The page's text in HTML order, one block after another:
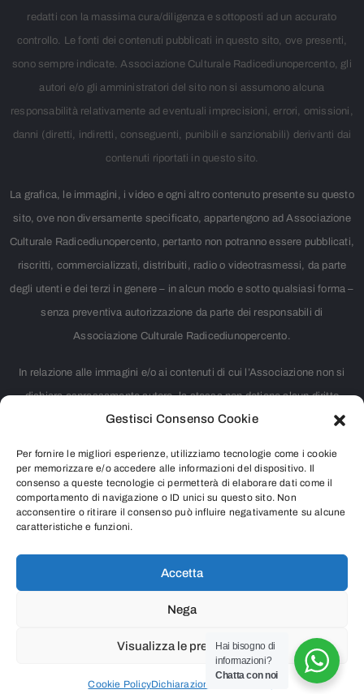
Gestisci Consenso Cookie
Per fornire le migliori esperienze, utilizziamo tecnologie come i cookie
per memorizzare e/o accedere alle informazioni del dispositivo. Il
consenso a queste tecnologie ci permetterà di elaborare dati come il
comportamento di navigazione o ID unici su questo sito. Non
acconsentire o ritirare il consenso può influire negativamente su alcune
caratteristiche e funzioni.
Accetta
Nega
Visualizza le preferenze
Cookie PolicyDichiarazione sulla Privacy
redatti con la massima cura/diligenza e sottoposti ad un accurato
controllo. Le fonti dei contenuti pubblicati in questo sito, ove presenti,
sono sempre indicate. Associazione Culturale Radicediunopercento, gli
autori e/o gli amministratori del sito non si assumono alcuna
responsabilità relativamente ad eventuali imprecisioni, errori, omissioni,
danni (diretti, indiretti, conseguenti, punibili e sanzionabili) derivanti dai
contenuti riportati in questo sito.
La grafica, le immagini, i video e ogni altro contenuto presente su questo
sito, ove non diversamente specificato, appartengono ad Associazione
Culturale Radicediunopercento, pertanto non potranno essere pubblicati,
riscritti, commercializzati, distribuiti, radio o videotrasmessi, da parte
degli utenti e dei terzi in genere – in alcun modo e sotto qualsiasi forma –
senza preventiva autorizzazione da parte dei responsabili di
Associazione Culturale Radicediunopercento.
In relazione alle immagini e/o ai contenuti di cui l’Associazione non si
dichiara espressamente autore, la stessa non detiene alcun diritto
d’autore. Nei casi in cui non è citata la fonte, si tratta di materiale
Chiunque rivendicasse il copyright di qualsiasi immagine o contenuto
presente o intendesse segnalare qualsiasi controversia riguardante i
diritti d’autore, è pregato di contattarci inviando una e-mail all’indirizzo
Associazione Culturale Radicediunopercento
P.iva 07987530966 – Codice Fiscale 97626690156
Hai bisogno di
informazioni?
Chatta con noi